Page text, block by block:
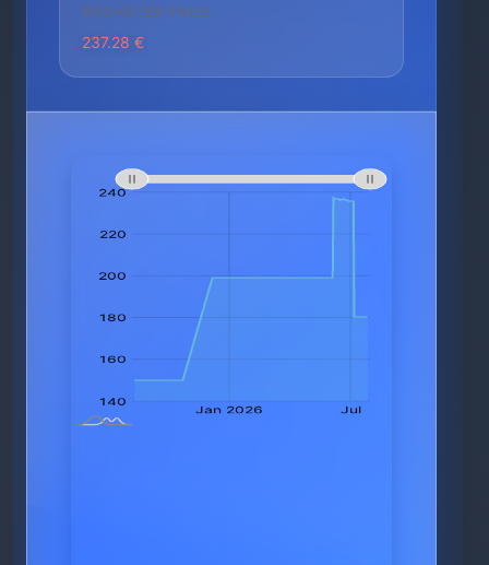
HÖCHSTER PREIS
237.28 €